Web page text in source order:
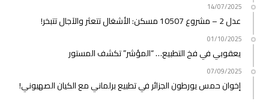
14/07/2025
عدل 2 – مشروع 10507 مسكن: الأشغال تتعثر والآجال تتبخر!
01/10/2025
يعقوبي في فخ التطبيع… “المؤشر” تكشف المستور
07/09/2025
إخوان حمس يورطون الجزائر في تطبيع برلماني مع الكيان الصهيوني!